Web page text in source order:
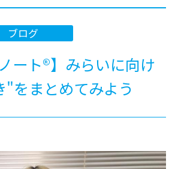
ブログ
ート®】みらいに向け
をまとめてみよう